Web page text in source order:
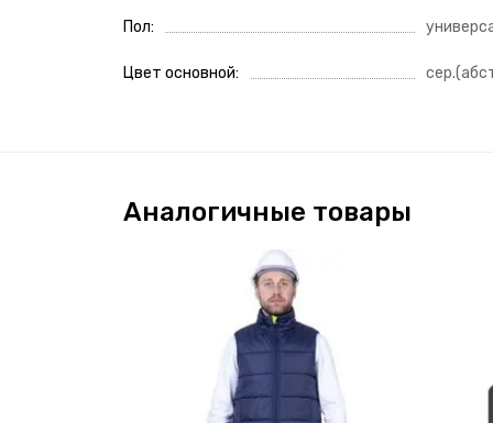
Пол
Цвет основной
Аналогичные товары